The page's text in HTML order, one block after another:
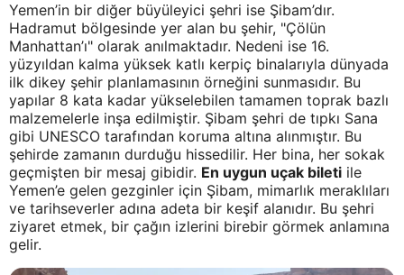
Yemen’in bir diğer büyüleyici şehri ise Şibam’dır.
Hadramut bölgesinde yer alan bu şehir, "Çölün
Manhattan’ı" olarak anılmaktadır. Nedeni ise 16.
yüzyıldan kalma yüksek katlı kerpiç binalarıyla dünyada
ilk dikey şehir planlamasının örneğini sunmasıdır. Bu
yapılar 8 kata kadar yükselebilen tamamen toprak bazlı
malzemelerle inşa edilmiştir. Şibam şehri de tıpkı Sana
gibi UNESCO tarafından koruma altına alınmıştır. Bu
şehirde zamanın durduğu hissedilir. Her bina, her sokak
geçmişten bir mesaj gibidir. En uygun uçak bileti ile
Yemen’e gelen gezginler için Şibam, mimarlık meraklıları
ve tarihseverler adına adeta bir keşif alanıdır. Bu şehri
ziyaret etmek, bir çağın izlerini birebir görmek anlamına
gelir.